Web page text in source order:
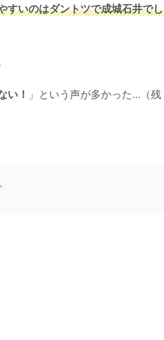
すいのはダントツで成城石井でし
い！ 」という声が多かった...（残